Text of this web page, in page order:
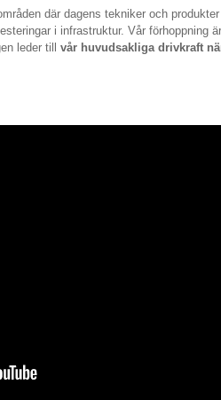
där dagens tekniker och
i infrastruktur. Vår förhoppning
leder till vår huvudsakliga drivkraft